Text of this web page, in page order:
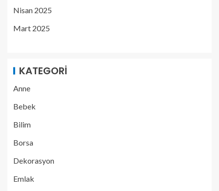
Nisan 2025
Mart 2025
KATEGORI
Anne
Bebek
Bilim
Borsa
Dekorasyon
Emlak